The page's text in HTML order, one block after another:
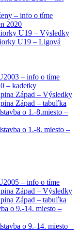
– info o tíme
2020
U19 – Výsledky
U19 – Ligová
– info o tíme
– kadetky
Západ – Výsledky
Západ – tabuľka
o 1.-8.miesto –
o 1.-8. miesto –
– info o tíme
Západ – Výsledky
Západ – tabuľka
o 9.-14. miesto –
o 9.-14. miesto –